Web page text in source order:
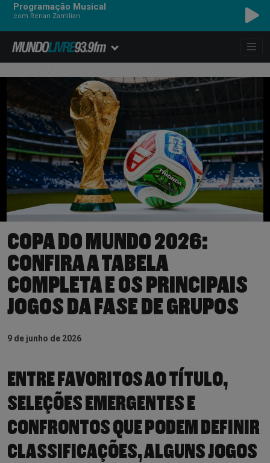
Programação Musical
com Renan Zamilian
COPA DO MUNDO 2026:
CONFIRA A TABELA
COMPLETA E OS PRINCIPAIS
JOGOS DA FASE DE GRUPOS
9 de junho de 2026
ENTRE FAVORITOS AO TÍTULO,
SELEÇÕES EMERGENTES E
CONFRONTOS QUE PODEM DEFINIR
CLASSIFICAÇÕES, ALGUNS JOGOS